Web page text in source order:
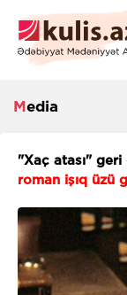
Media
"Xaç atası" geri
roman işıq üzü